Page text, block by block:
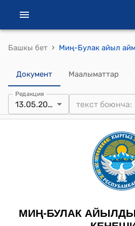
Башкы бет ›
Документ Маалыматтар
Редакция
13.05.2024